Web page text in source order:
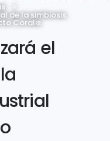
>
de la simbiosis
Coralis
el